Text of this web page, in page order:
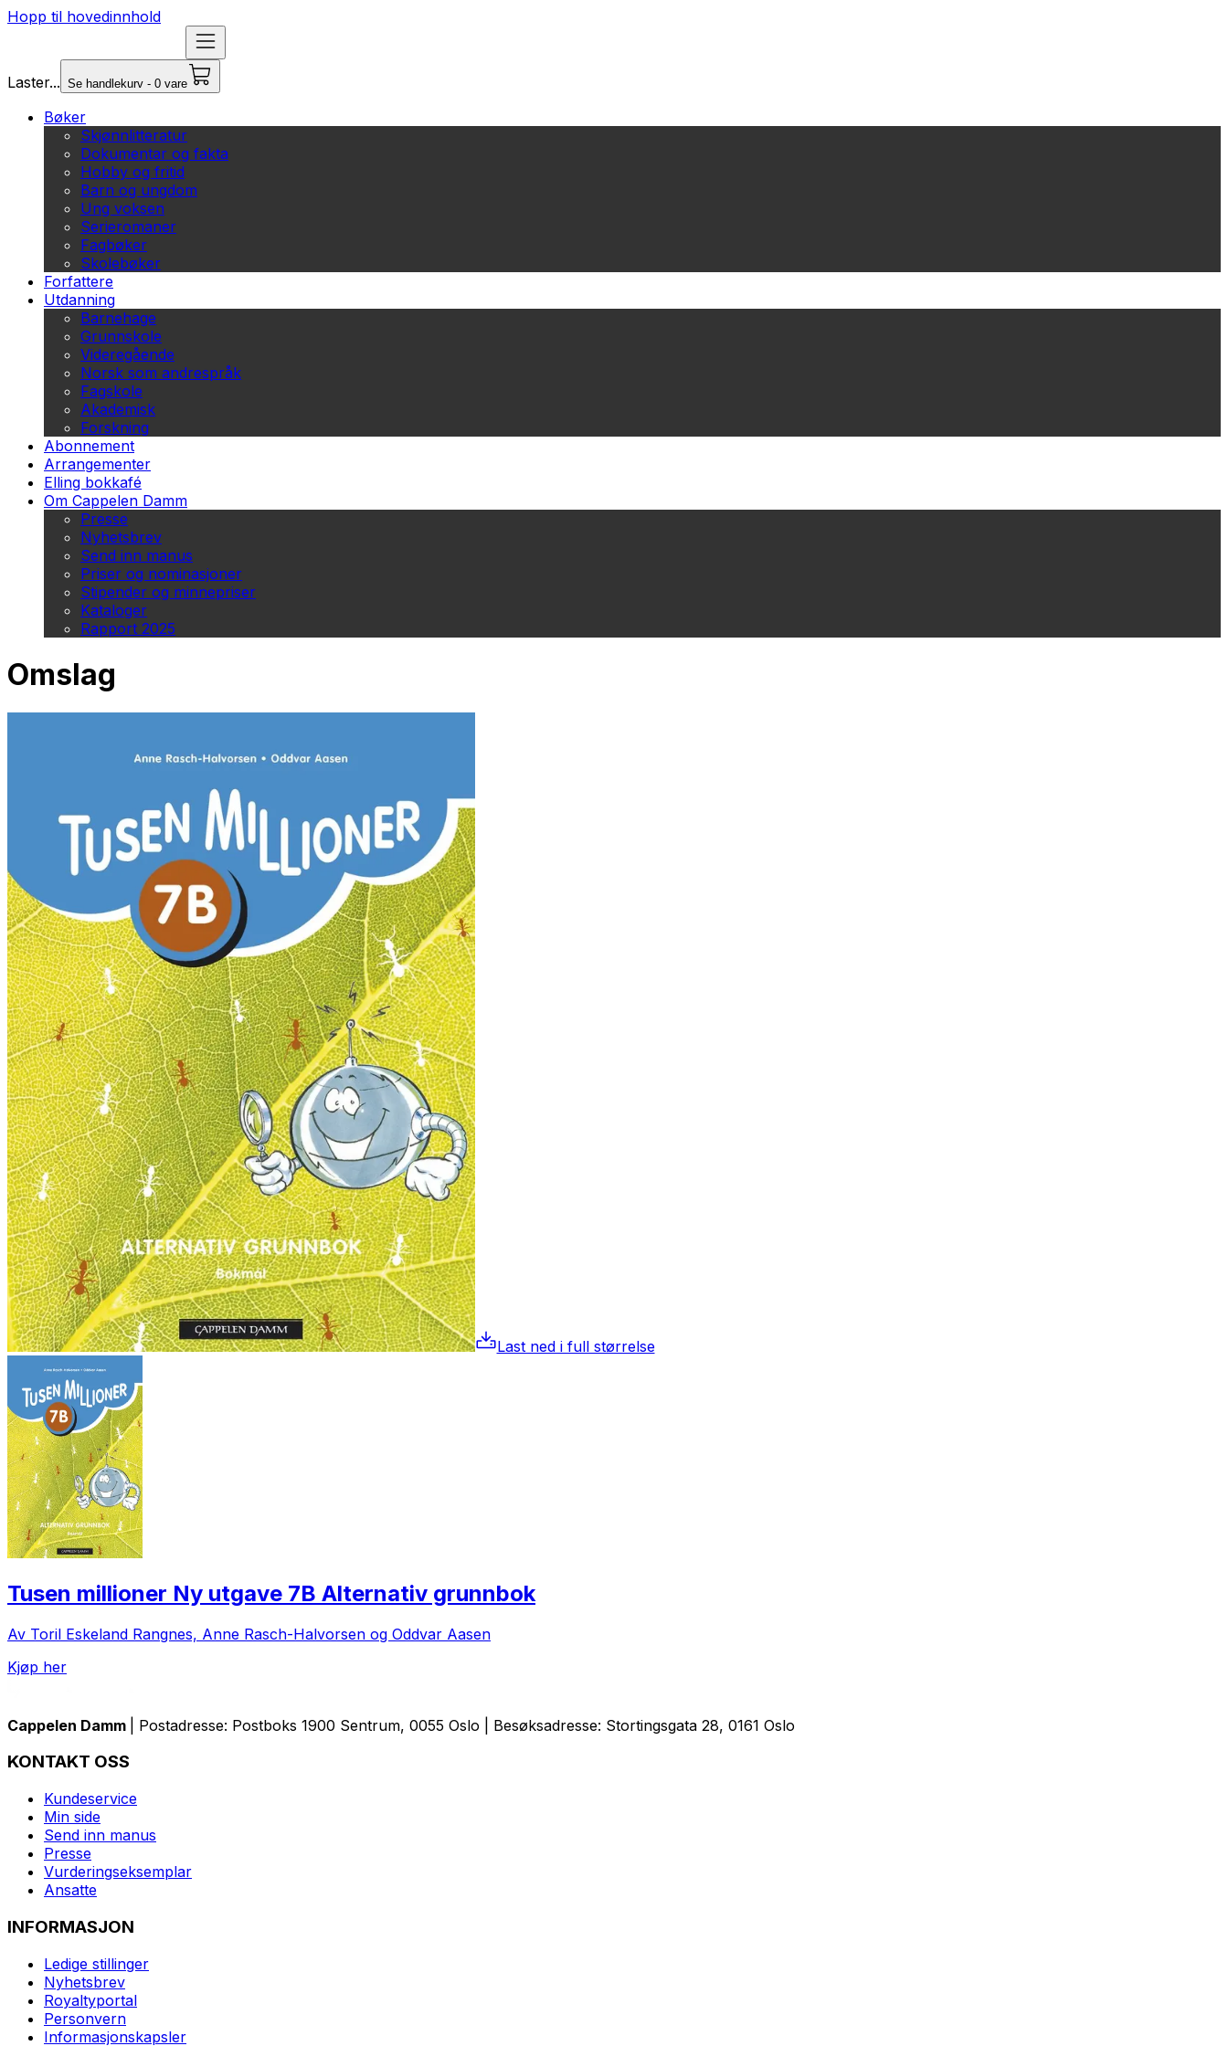
Hopp til hovedinnhold
Laster... Se handlekurv - 0 vare
Bøker
Skjønnlitteratur
Dokumentar og fakta
Hobby og fritid
Barn og ungdom
Ung voksen
Serieromaner
Fagbøker
Skolebøker
Forfattere
Utdanning
Barnehage
Grunnskole
Videregående
Norsk som andrespråk
Fagskole
Akademisk
Forskning
Abonnement
Arrangementer
Elling bokkafé
Om Cappelen Damm
Presse
Nyhetsbrev
Send inn manus
Priser og nominasjoner
Stipender og minnepriser
Kataloger
Rapport 2025
Omslag
Last ned i full størrelse
Tusen millioner Ny utgave 7B Alternativ grunnbok
Av Toril Eskeland Rangnes, Anne Rasch-Halvorsen og Oddvar Aasen
Kjøp her
Cappelen Damm | Postadresse: Postboks 1900 Sentrum, 0055 Oslo | Besøksadresse: Stortingsgata 28, 0161 Oslo
KONTAKT OSS
Kundeservice
Min side
Send inn manus
Presse
Vurderingseksemplar
Ansatte
INFORMASJON
Ledige stillinger
Nyhetsbrev
Royaltyportal
Personvern
Informasjonskapsler